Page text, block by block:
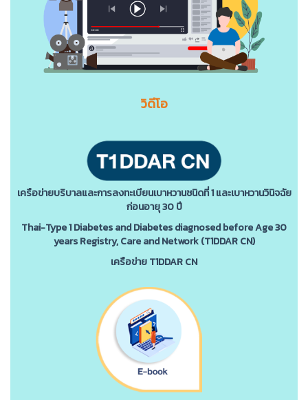
วิดีโอ
เครือข่ายบริบาลและการลงทะเบียนเบาหวานชนิดที่ 1 และเบาหวานวินิจฉัย
ก่อนอายุ 30 ปี
Thai-Type 1 Diabetes and Diabetes diagnosed before Age 30
years Registry, Care and Network (T1DDAR CN)
เครือข่าย T1DDAR CN